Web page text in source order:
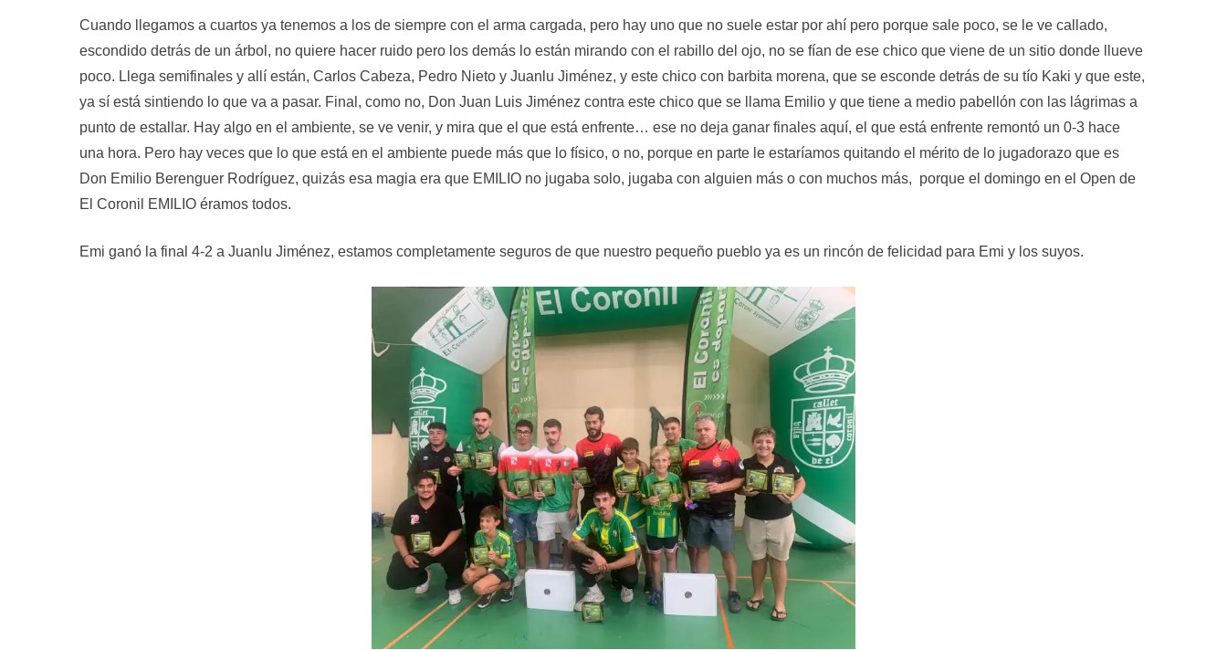
Cuando llegamos a cuartos ya tenemos a los de siempre con el arma cargada, pero hay uno que no suele estar por ahí pero porque sale poco, se le ve callado,
escondido detrás de un árbol, no quiere hacer ruido pero los demás lo están mirando con el rabillo del ojo, no se fían de ese chico que viene de un sitio donde llueve
poco. Llega semifinales y allí están, Carlos Cabeza, Pedro Nieto y Juanlu Jiménez, y este chico con barbita morena, que se esconde detrás de su tío Kaki y que este,
ya sí está sintiendo lo que va a pasar. Final, como no, Don Juan Luis Jiménez contra este chico que se llama Emilio y que tiene a medio pabellón con las lágrimas a
punto de estallar. Hay algo en el ambiente, se ve venir, y mira que el que está enfrente… ese no deja ganar finales aquí, el que está enfrente remontó un 0-3 hace
una hora. Pero hay veces que lo que está en el ambiente puede más que lo físico, o no, porque en parte le estaríamos quitando el mérito de lo jugadorazo que es
Don Emilio Berenguer Rodríguez, quizás esa magia era que EMILIO no jugaba solo, jugaba con alguien más o con muchos más, porque el domingo en el Open de
El Coronil EMILIO éramos todos.
Emi ganó la final 4-2 a Juanlu Jiménez, estamos completamente seguros de que nuestro pequeño pueblo ya es un rincón de felicidad para Emi y los suyos.